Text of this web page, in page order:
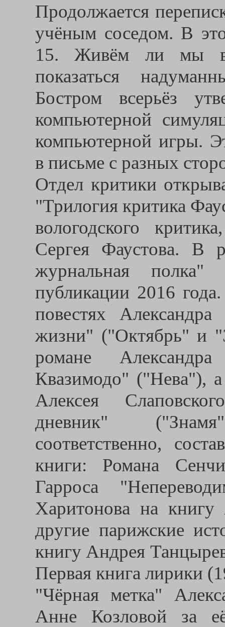
Продолжается
учёным соседом. В
15. Живём ли мы в
показаться
Бостром всерьёз
компьютерной
компьютерной игры.
в письме с разных
Отдел критики
"Трилогия критика
вологодского
Сергея Фаустова. В
журнальная полка"
публикации 2016
повестях
жизни" ("Октябрь" и
романе
Квазимодо" ("Нева"),
Алексея
дневник"
соответственно,
книги: Романа
Гарроса
Харитонова на
другие парижские
книгу Андрея
Первая книга лирики
"Чёрная метка"
Анне Козловой за